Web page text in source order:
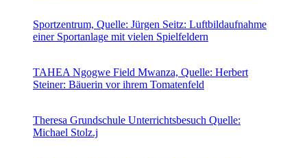
Sportzentrum, Quelle: Jürgen Seitz: Luftbildaufnahme
einer Sportanlage mit vielen Spielfeldern
TAHEA Ngogwe Field Mwanza, Quelle: Herbert
Steiner: Bäuerin vor ihrem Tomatenfeld
Theresa Grundschule Unterrichtsbesuch Quelle:
Michael Stolz.j